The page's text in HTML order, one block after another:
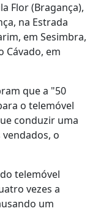
Flor (Bragança),
na Estrada
em Sesimbra,
Cávado, em
que a "50
o telemóvel
conduzir uma
o
telemóvel
vezes a
um